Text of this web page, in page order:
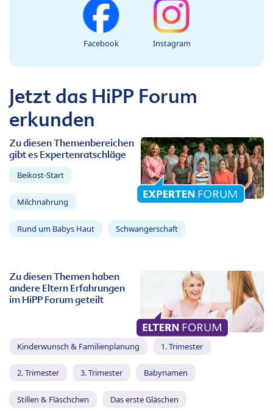
Facebook Instagram
Jetzt das HiPP Forum
erkunden
Zu diesen Themenbereichen
gibt es Expertenratschläge
Beikost-Start
Milchnahrung
Rund um Babys Haut Schwangerschaft
Zu diesen Themen haben
andere Eltern Erfahrungen
im HiPP Forum geteilt
Kinderwunsch & Familienplanung 1. Trimester
2. Trimester 3. Trimester Babynamen
Stillen & Fläschchen Das erste Gläschen